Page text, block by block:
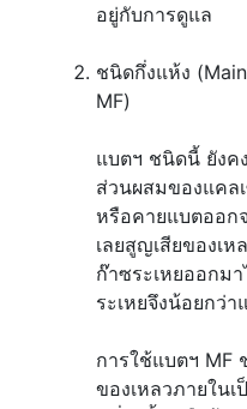
อยู่กับการดูแล
ชนิดกึ่งแห้ง
MF)
แบตฯ ชนิดนี้ ยังค
ส่วนผสมของแคล
หรือคายแบตออก
เลยสูญเสียของเ
ก๊าซระเหยออกม
ระเหยจึงน้อยกว่
การใช้แบตฯ MF
ของเหลวภายใน